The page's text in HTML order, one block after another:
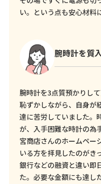
い。という点も安心材料
腕時計を質
腕時計を3点質預かりして
恥ずかしながら、自身が
達に苦労していました。
が、入手困難な時計の為
宮商店さんのホームペー
いる方を拝見したのがき
銀行などの融資と違い即
た。必要な金額にも達し